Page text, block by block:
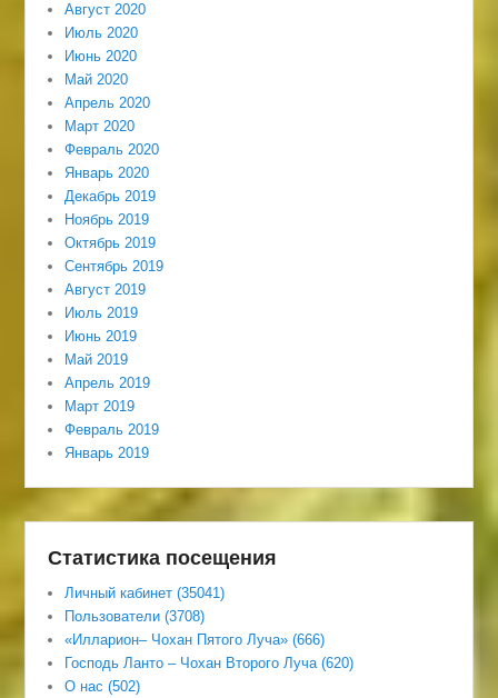
Август 2020
Июль 2020
Июнь 2020
Май 2020
Апрель 2020
Март 2020
Февраль 2020
Январь 2020
Декабрь 2019
Ноябрь 2019
Октябрь 2019
Сентябрь 2019
Август 2019
Июль 2019
Июнь 2019
Май 2019
Апрель 2019
Март 2019
Февраль 2019
Январь 2019
Статистика посещения
Личный кабинет (35041)
Пользователи (3708)
«Илларион– Чохан Пятого Луча» (666)
Господь Ланто – Чохан Второго Луча (620)
О нас (502)